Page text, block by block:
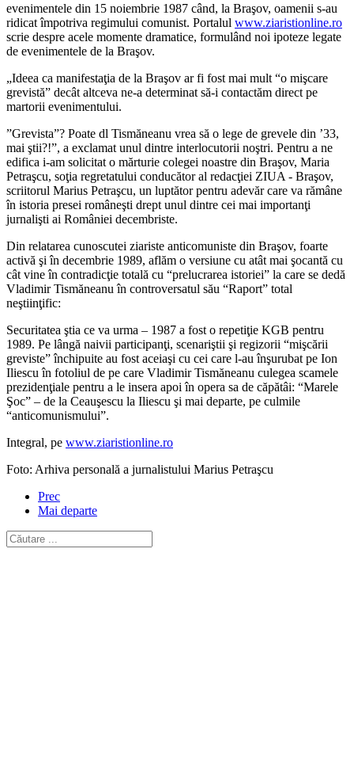
evenimentele din 15 noiembrie 1987 când, la Braşov, oamenii s-au
ridicat împotriva regimului comunist. Portalul www.ziaristionline.ro
scrie despre acele momente dramatice, formulând noi ipoteze legate
de evenimentele de la Braşov.
„Ideea ca manifestaţia de la Braşov ar fi fost mai mult “o mişcare
grevistă” decât altceva ne-a determinat să-i contactăm direct pe
martorii evenimentului.
”Grevista”? Poate dl Tismăneanu vrea să o lege de grevele din ’33,
mai ştii?!”, a exclamat unul dintre interlocutorii noştri. Pentru a ne
edifica i-am solicitat o mărturie colegei noastre din Braşov, Maria
Petraşcu, soţia regretatului conducător al redacţiei ZIUA - Braşov,
scriitorul Marius Petraşcu, un luptător pentru adevăr care va rămâne
în istoria presei româneşti drept unul dintre cei mai importanţi
jurnalişti ai României decembriste.
Din relatarea cunoscutei ziariste anticomuniste din Braşov, foarte
activă şi în decembrie 1989, aflăm o versiune cu atât mai şocantă cu
cât vine în contradicţie totală cu “prelucrarea istoriei” la care se dedă
Vladimir Tismăneanu în controversatul său “Raport” total
neştiinţific:
Securitatea ştia ce va urma – 1987 a fost o repetiţie KGB pentru
1989. Pe lângă naivii participanţi, scenariştii şi regizorii “mişcării
greviste” închipuite au fost aceiaşi cu cei care l-au înşurubat pe Ion
Iliescu în fotoliul de pe care Vladimir Tismăneanu culegea scamele
prezidenţiale pentru a le insera apoi în opera sa de căpătâi: “Marele
Şoc” – de la Ceauşescu la Iliescu şi mai departe, pe culmile
“anticomunismului”.
Integral, pe www.ziaristionline.ro
Foto: Arhiva personală a jurnalistului Marius Petraşcu
Prec
Mai departe